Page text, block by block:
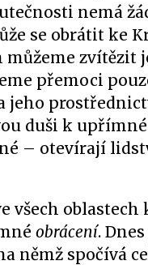
nemá
se obrátit ke
zvítězit
přemoci
jeho
duši k
– otevírají
všech
obrácení.
němž spočívá